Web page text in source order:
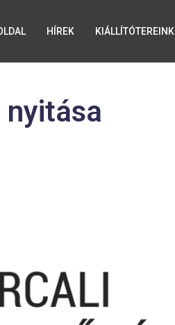
HÍREK KIÁLLÍTÓTEREINK